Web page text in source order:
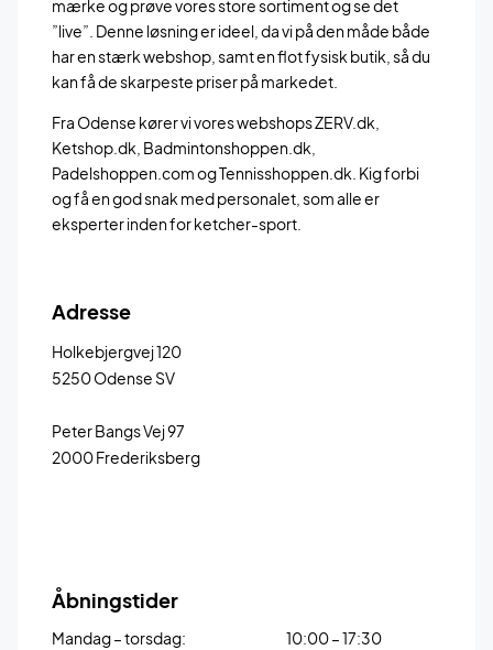
mærke og prøve vores store sortiment og se det
”live”. Denne løsning er ideel, da vi på den måde både
har en stærk webshop, samt en flot fysisk butik, så du
kan få de skarpeste priser på markedet.
Fra Odense kører vi vores webshops ZERV.dk,
Ketshop.dk, Badmintonshoppen.dk,
Padelshoppen.com og Tennisshoppen.dk. Kig forbi
og få en god snak med personalet, som alle er
eksperter inden for ketcher-sport.
Adresse
Holkebjergvej 120
5250 Odense SV
Peter Bangs Vej 97
2000 Frederiksberg
Åbningstider
Mandag – torsdag:
10:00 – 17:30